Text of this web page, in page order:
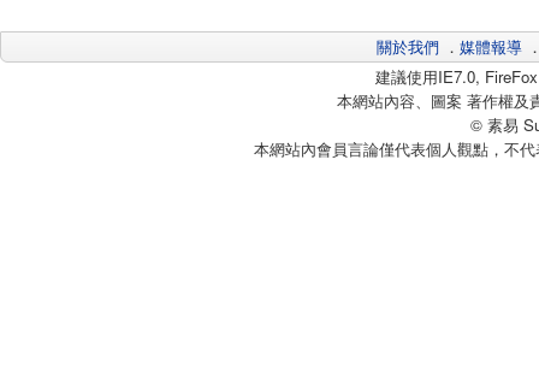
關於我們 ． 媒體報導
建議使用IE7.0,
本網站內容、圖案 著作權及
© 素易
本網站內會員言論僅代表個人觀點，不